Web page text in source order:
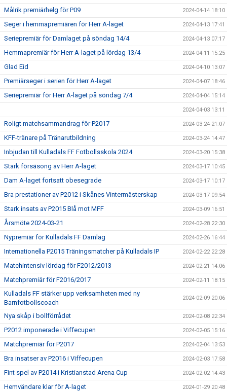
Målrik premiärhelg för P09 2024-04-14 18:10
Seger i hemmapremiären för Herr A-laget 2024-04-13 17:41
Seriepremiär för Damlaget på söndag 14/4 2024-04-13 07:17
Hemmapremiär för Herr A-laget på lördag 13/4 2024-04-11 15:25
Glad Eid 2024-04-10 13:07
Premiärseger i serien för Herr A-laget 2024-04-07 18:46
Seriepremiär för Herr A-laget på söndag 7/4 2024-04-04 15:14
2024-04-03 13:11
Roligt matchsammandrag för P2017 2024-03-24 21:07
KFF-tränare på Tränarutbildning 2024-03-24 14:47
Inbjudan till Kulladals FF Fotbollsskola 2024 2024-03-20 15:38
Stark försäsong av Herr A-laget 2024-03-17 10:45
Dam A-laget fortsatt obesegrade 2024-03-17 10:17
Bra prestationer av P2012 i Skånes Vintermästerskap 2024-03-17 09:54
Stark insats av P2015 Blå mot MFF 2024-03-09 16:51
Årsmöte 2024-03-21 2024-02-28 22:30
Nypremiär för Kulladals FF Damlag 2024-02-26 16:44
Internationella P2015 Träningsmatcher på Kulladals IP 2024-02-22 22:28
Matchintensiv lördag för F2012/2013 2024-02-21 14:06
Matchpremiär för F2016/2017 2024-02-11 18:15
Kulladals FF stärker upp verksamheten med ny
Barnfotbollscoach
2024-02-09 20:06
Nya skåp i bollförrådet 2024-02-08 22:34
P2012 imponerade i Viffecupen 2024-02-05 15:16
Matchpremiär för P2017 2024-02-04 13:53
Bra insatser av P2016 i Viffecupen 2024-02-03 17:58
Fint spel av P2014 i Kristianstad Arena Cup 2024-02-02 14:43
Hemvändare klar för A-laget 2024-01-29 20:48